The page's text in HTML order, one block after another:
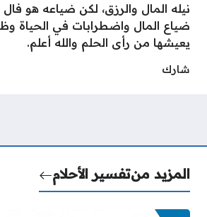
نيله المال والرزق، لكن ضياعه هو
ضياع المال واضطرابات في الحياة
يعيشها من رأى الحلم والله أعلم.
شارك
المزيد منتفسير الأحلام